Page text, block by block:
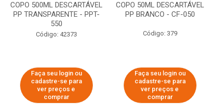
COPO 500ML DESCARTÁVEL
PP TRANSPARENTE - PPT-
550
Código: 42373
Faça seu login ou
cadastre-se para
ver preços e
comprar
COPO 50ML DESCARTÁVEL
PP BRANCO - CF-050
Código: 379
Faça seu login ou
cadastre-se para
ver preços e
comprar